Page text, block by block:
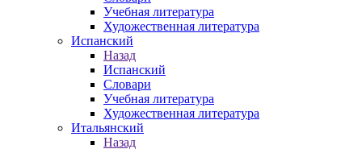
Учебная литература
Художественная литература
Испанский
Назад
Испанский
Словари
Учебная литература
Художественная литература
Итальянский
Назад